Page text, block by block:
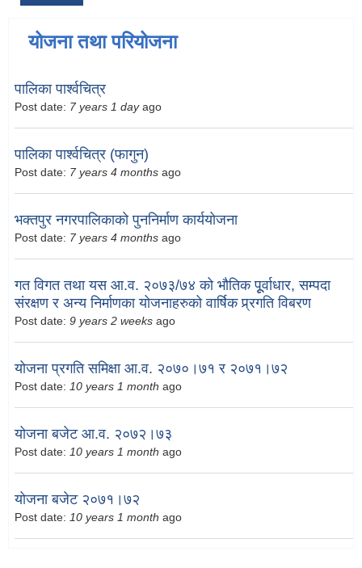
योजना तथा परियोजना
पालिका पार्श्वचित्र
Post date: 7 years 1 dayago
पालिका पार्श्वचित्र (फागुन)
Post date: 7 years 4 months ago
भक्तपुर नगरपालिकाको पुननिर्माण कार्ययोजना
Post date: 7 years 4 months ago
गत विगत तथा यस आ.व. २०७३/७४ को भौतिक पूूर्वाधार, सम्पदा
संरक्षण र अन्य निर्माणका योजनाहरुको वार्षिक प्र्रगति विबरण
Post date: 9 years 2 weeks ago
योजना प्रगति समिक्षा आ.व. २०७०।७१ र २०७१।७२
Post date: 10 years 1 month ago
योजना बजेट आ.व. २०७२।७३
Post date: 10 years 1 month ago
योजना बजेट २०७१।७२
Post date: 10 years 1 month ago